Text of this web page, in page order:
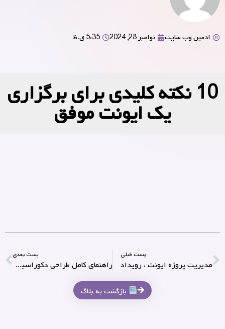
ادمین وب سایت نوامبر 28, 2024 5:35 ق.ظ
10 نکته کلیدی برای برگزاری
یک ایونت موفق
پست قبلی
مدیریت پروژه ایونت ، رویداد
پست بعدی
راهنمای کامل طراحی دکوراسیون برای رویدادها
بازگشت به بلاگ